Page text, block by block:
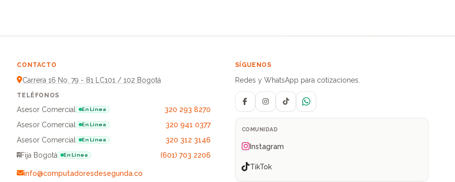
CONTACTO
Carrera 16 No. 79 - 81 LC101 / 102 Bogotá
TELÉFONOS
Asesor Comercial En Línea
320 293 8270
Asesor Comercial
En Línea
320 941 0377
Asesor Comercial
En Línea
320 312 3146
Fija Bogotá
En Línea (601) 703 2206
info@computadoresdesegunda.co
SÍGUENOS
Redes y WhatsApp para cotizaciones.
FacebookInstagramTikTokWhatsApp
COMUNIDAD
Instagram
TikTok